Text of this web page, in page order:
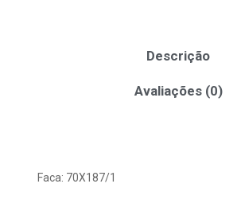
Descrição
Avaliações (0)
Faca: 70X187/1